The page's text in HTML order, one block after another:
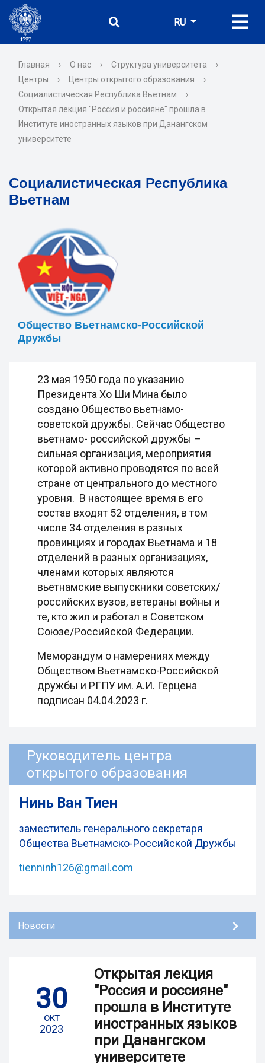
RU
Главная › О нас › Структура университета
›
Центры
› Центры открытого образования
›
Социалистическая Республика Вьетнам
›
Открытая лекция "Россия и россияне" прошла в
Институте иностранных языков при Данангском
университете
Социалистическая Республика
Вьетнам
Общество Вьетнамско-Российской
Дружбы
23 мая 1950 года по указанию
Президента Хо Ши Мина было
создано Общество вьетнамо-
советской дружбы. Сейчас Общество
вьетнамо- российской дружбы –
сильная организация, мероприятия
которой активно проводятся по всей
стране от центрального до местного
уровня. В настоящее время в его
состав входят 52 отделения, в том
числе 34 отделения в разных
провинциях и городах Вьетнама и 18
отделений в разных организациях,
членами которых являются
вьетнамские выпускники советских/
российских вузов, ветераны войны и
те, кто жил и работал в Советском
Союзе/Российской Федерации.
Меморандум о намерениях между
Обществом Вьетнамско-Российской
дружбы и РГПУ им. А.И. Герцена
подписан 04.04.2023 г.
Руководитель центра
открытого образования
Нинь Ван Тиен
заместитель генерального секретаря
Общества Вьетнамско-Российской Дружбы
tienninh126@gmail.com
Новости
30
окт
2023
Открытая лекция
"Россия и россияне"
прошла в Институте
иностранных языков
при Данангском
университете